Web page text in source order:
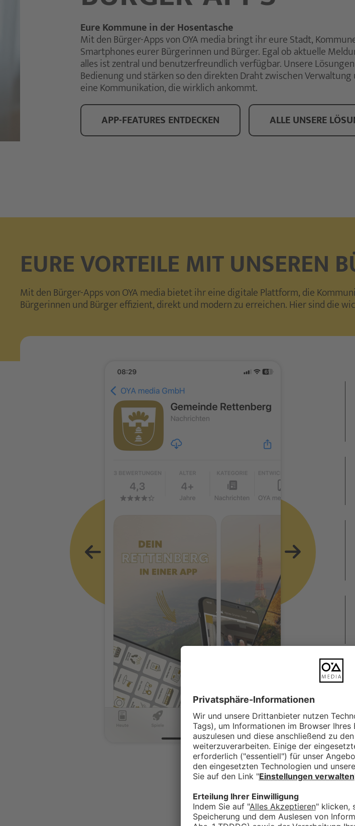
Eure Kommune in der Hosentasche
Mit den Bürger-Apps von OYA media bringt ihr eure Stadt,
Smartphones eurer Bürgerinnen und Bürger. Egal ob aktuelle
alles ist zentral und benutzerfreundlich verfügbar. Unsere
Bedienung und stärken so den direkten Draht zwischen
eine Kommunikation, die wirklich ankommt.
APP-FEATURES ENTDECKEN
ALLE UNSERE
EURE VORTEILE MIT UNSEREN
Mit den Bürger-Apps von OYA media bietet ihr eine digitale Plattform, die
Bürgerinnen und Bürger effizient, direkt und modern zu erreichen. Hier sind die